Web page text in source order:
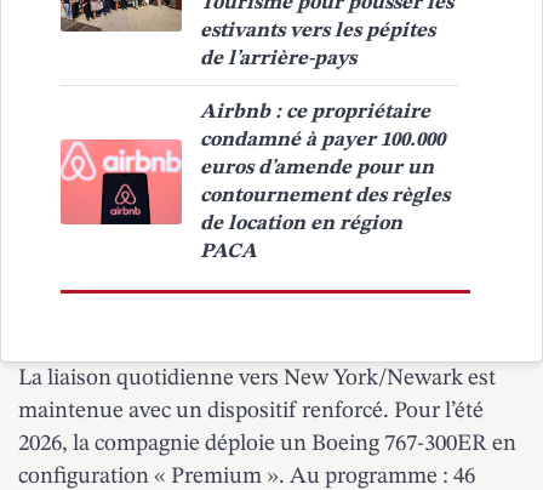
estivants vers les pépites
de l’arrière-pays
Airbnb : ce propriétaire
condamné à payer 100.000
euros d’amende pour un
contournement des règles
de location en région
PACA
La liaison quotidienne vers New York/Newark est
maintenue avec un dispositif renforcé. Pour l’été
2026, la compagnie déploie un Boeing 767-300ER en
configuration « Premium ». Au programme : 46